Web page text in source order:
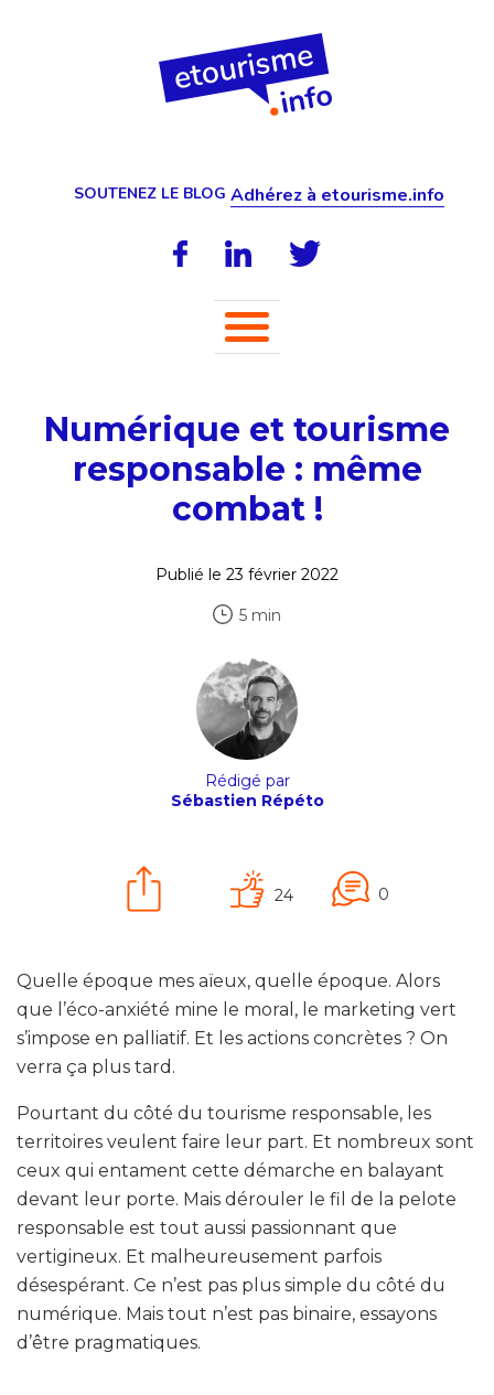
SOUTENEZ LE BLOG Adhérez à etourisme.info
Numérique et tourisme
responsable : même
combat !
Publié le 23 février 2022
5 min
Rédigé par
Sébastien Répéto
24 0
Quelle époque mes aïeux, quelle époque. Alors
que l’éco-anxiété mine le moral, le marketing vert
s’impose en palliatif. Et les actions concrètes ? On
verra ça plus tard.
Pourtant du côté du tourisme responsable, les
territoires veulent faire leur part. Et nombreux sont
ceux qui entament cette démarche en balayant
devant leur porte. Mais dérouler le fil de la pelote
responsable est tout aussi passionnant que
vertigineux. Et malheureusement parfois
désespérant. Ce n’est pas plus simple du côté du
numérique. Mais tout n’est pas binaire, essayons
d’être pragmatiques.